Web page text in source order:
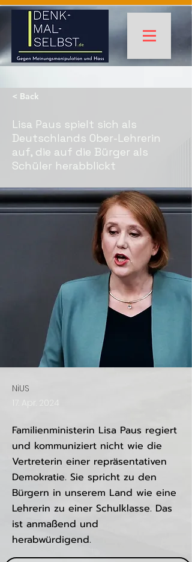
< Back
Lisa Paus spielt sich als
Deutschlands Ober-Lehrerin
auf, die auf die Bürger als
Schüler herabblickt
NiUS
17. Apr. 2024
Familienministerin Lisa Paus regiert
und kommuniziert nicht wie die
Vertreterin einer repräsentativen
Demokratie. Sie spricht zu den
Bürgern in unserem Land wie eine
Lehrerin zu einer Schulklasse. Das
ist anmaßend und
herabwürdigend.